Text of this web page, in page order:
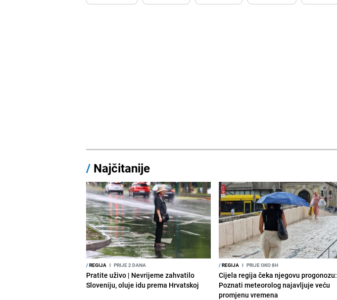
/ Najčitanije
/REGIJA I PRIJE 2 DANA
Pratite uživo | Nevrijeme zahvatilo
Sloveniju, oluje idu prema Hrvatskoj
/REGIJA I PRIJE OKO 8H
Cijela regija čeka njegovu progonozu:
Poznati meteorolog najavljuje veću
promjenu vremena